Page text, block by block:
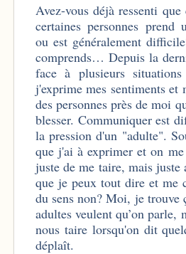
Avez-vous déjà ressenti
certaines personnes prend
ou est généralement
comprends… Depuis la
face à plusieurs
j'exprime mes sentiments et
des personnes près de moi
blesser. Communiquer est
la pression d'un "adulte".
que j'ai à exprimer et on
juste de me taire, mais juste
que je peux tout dire et me
du sens non? Moi, je trouve
adultes veulent qu’on parle,
nous taire lorsqu'on dit
déplaît.